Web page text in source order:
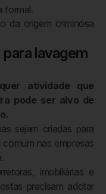
formal.
da origem criminosa
lavagem
atividade que
pode ser alvo de
sejam criadas para
nas empresas
imobiliárias e
precisam adotar